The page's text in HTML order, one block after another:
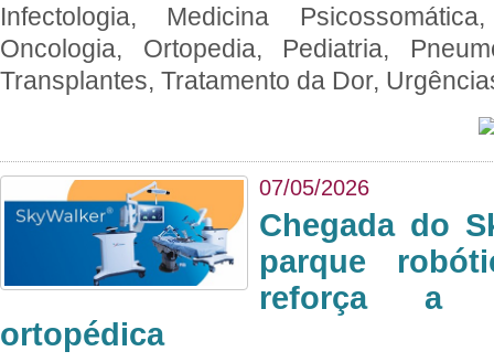
Infectologia, Medicina
Oncologia, Ortopedia, Pediatria,
Transplantes, Tratamento da Dor,
07/05/2026
Chegada do
parque
reforça a
ortopédica